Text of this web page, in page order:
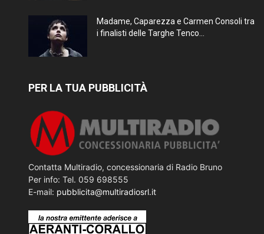
Madame, Caparezza e Carmen Consoli tra
i finalisti delle Targhe Tenco...
PER LA TUA PUBBLICITÀ
Contatta Multiradio, concessionaria di Radio Bruno
Per info: Tel. 059 698555
E-mail: pubblicita@multiradiosrl.it